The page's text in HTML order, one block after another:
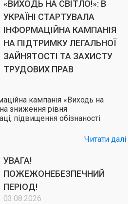
«ВИХОДЬ НА СВІТЛО!»: В
УКРАЇНІ СТАРТУВАЛА
ІНФОРМАЦІЙНА КАМПАНІЯ
НА ПІДТРИМКУ ЛЕГАЛЬНОЇ
ЗАЙНЯТОСТІ ТА ЗАХИСТУ
ТРУДОВИХ ПРАВ
кампанія «Виходь на
зниження рівня
підвищення обізнаності
Читати далі
УВАГА!
ПОЖЕЖОНЕБЕЗПЕЧНИЙ
ПЕРІОД!
03.08.2026